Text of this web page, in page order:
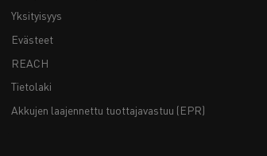
Yksityisyys
Evästeet
REACH
Tietolaki
Akkujen laajennettu tuottajavastuu (EPR)